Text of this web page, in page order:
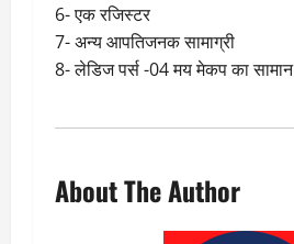
6- एक रजिस्टर
7- अन्य आपतिजनक सामाग्री
8- लेडिज पर्स -04 मय मेकप का सामान
About The Author